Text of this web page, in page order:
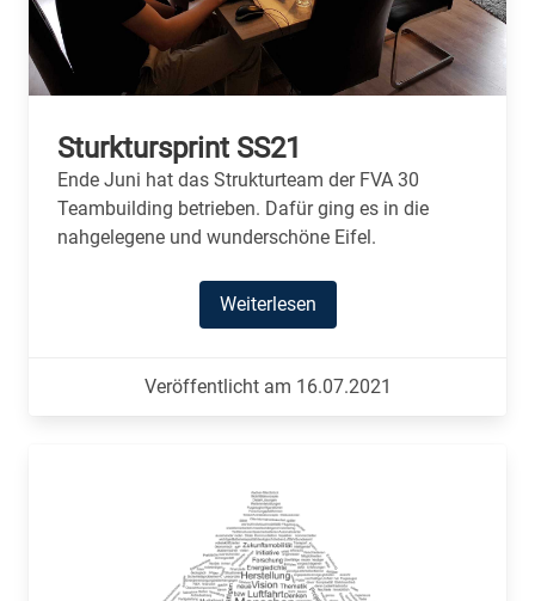
Sturktursprint SS21
Ende Juni hat das Strukturteam der FVA 30
Teambuilding betrieben. Dafür ging es in die
nahgelegene und wunderschöne Eifel.
Weiterlesen
Veröffentlicht am 16.07.2021